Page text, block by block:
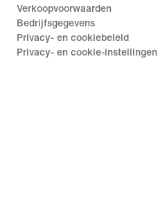
Verkoopvoorwaarden
Bedrijfsgegevens
Privacy- en cookiebeleid
Privacy- en cookie-instellingen